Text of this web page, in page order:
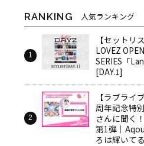
RANKING 人気ランキング
【セットリ
LOVEZ
SERIES「
[DAY.1]
【ラブライ
周年記念特
さんに聞く
第1弾｜
ろは輝いて